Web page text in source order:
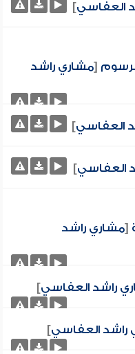
العفاسي]
[مشاري راشد
العفاسي]
العفاسي]
[مشاري راشد
راشد العفاسي]
راشد العفاسي]